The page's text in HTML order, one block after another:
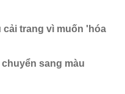
cải trang vì muốn 'hóa
sang màu